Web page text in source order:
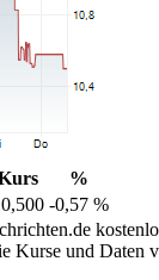
%
-0,57 %
Kurse und Daten